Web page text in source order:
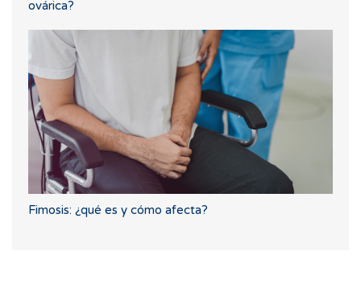
ovárica?
Fimosis: ¿qué es y cómo afecta?